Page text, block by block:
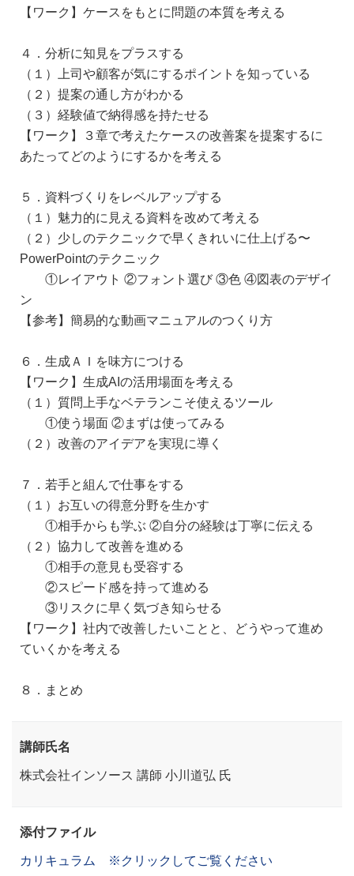
【ワーク】ケースをもとに問題の本質を考える
４．分析に知見をプラスする
（１）上司や顧客が気にするポイントを知っている
（２）提案の通し方がわかる
（３）経験値で納得感を持たせる
【ワーク】３章で考えたケースの改善案を提案するに
あたってどのようにするかを考える
５．資料づくりをレベルアップする
（１）魅力的に見える資料を改めて考える
（２）少しのテクニックで早くきれいに仕上げる〜
PowerPointのテクニック
①レイアウト ②フォント選び ③色 ④図表のデザイ
ン
【参考】簡易的な動画マニュアルのつくり方
６．生成ＡＩを味方につける
【ワーク】生成AIの活用場面を考える
（１）質問上手なベテランこそ使えるツール
①使う場面 ②まずは使ってみる
（２）改善のアイデアを実現に導く
７．若手と組んで仕事をする
（１）お互いの得意分野を生かす
①相手からも学ぶ ②自分の経験は丁寧に伝える
（２）協力して改善を進める
①相手の意見も受容する
②スピード感を持って進める
③リスクに早く気づき知らせる
【ワーク】社内で改善したいことと、どうやって進め
ていくかを考える
８．まとめ
講師氏名
株式会社インソース 講師 小川道弘 氏
添付ファイル
カリキュラム ※クリックしてご覧ください